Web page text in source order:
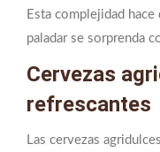
Esta complejidad
paladar se sorprenda
Cervezas
refrescantes
Las cervezas